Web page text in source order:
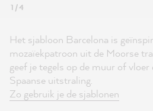
1 / 4
Het sjabloon Barcelona is
mozaïekpatroon uit de Moorse
geef je tegels op de muur of
Spaanse uitstraling.
Zo gebruik je de sjablonen